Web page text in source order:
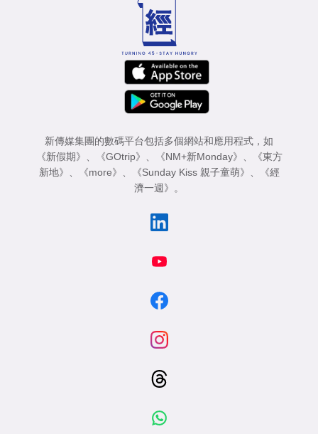
新傳媒集團的數碼平台包括多個網站和應用程式，如
《新假期》
《GOtrip》 《NM+新Monday》
《東方
新地》
《more》 《Sunday Kiss 親子童萌》
《經
濟一週》
。